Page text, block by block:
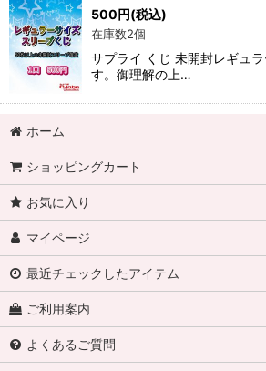
500円(税込)
在庫数2個
サプライ くじ 未開封レギュ
す。御理解の上…
ホーム
ショッピングカート
お気に入り
マイページ
最近チェックしたアイテム
ご利用案内
よくあるご質問